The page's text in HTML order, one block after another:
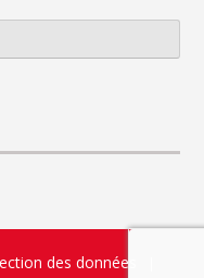
des données